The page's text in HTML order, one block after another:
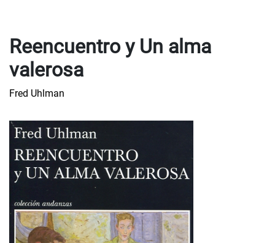
Reencuentro y Un alma
valerosa
Fred Uhlman